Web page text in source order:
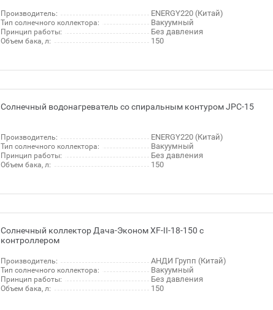
Производитель: ENERGY220 (Китай)
Тип солнечного коллектора: Вакуумный
Принцип работы: Без давления
Объем бака, л: 150
Солнечный водонагреватель со спиральным контуром JPC-15
Производитель: ENERGY220 (Китай)
Тип солнечного коллектора: Вакуумный
Принцип работы: Без давления
Объем бака, л: 150
Солнечный коллектор Дача-Эконом XF-II-18-150 с
контроллером
Производитель: АНДИ Групп (Китай)
Тип солнечного коллектора: Вакуумный
Принцип работы: Без давления
Объем бака, л: 150